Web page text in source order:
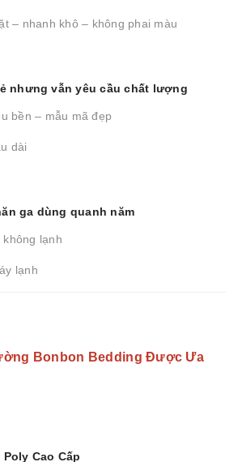
– nhanh khô – không phai màu
nhưng vẫn yêu cầu chất lượng
bền – mẫu mã đẹp
dài
ga dùng quanh năm
không lạnh
lạnh
Bonbon Bedding Được Ưa
Cao Cấp